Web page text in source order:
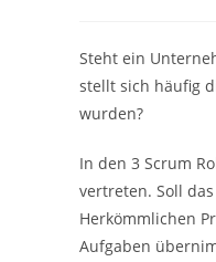
Steht ein
stellt sich häufig
wurden?
In den 3 Scrum
vertreten. Soll
Herkömmlichen
Aufgaben